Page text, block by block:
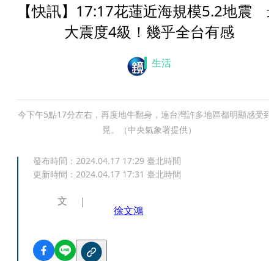
【快訊】17:17花蓮近海規模5.2地震
大震度4級！幾乎全台有感
生活
今下午5點17分左右，再度地牛翻身，連台灣許多地區都明顯感受
晃。（中央氣象署提供）
發布時間： 2024.04.17 17:29 臺北時間
更新時間： 2024.04.17 17:31 臺北時間
文
徐文鴻